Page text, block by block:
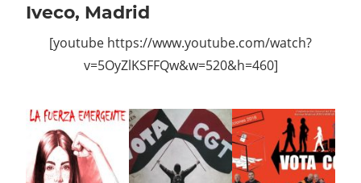
Iveco, Madrid
[youtube https://www.youtube.com/watch?
v=5OyZlKSFFQw&w=520&h=460]